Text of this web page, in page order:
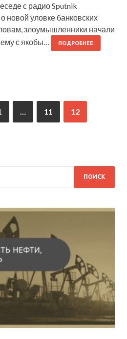
с радио Sputnik
новой уловке банковских
злоумышленники начали
с якобы…
ПОДРОБНЕЕ
… 11 12